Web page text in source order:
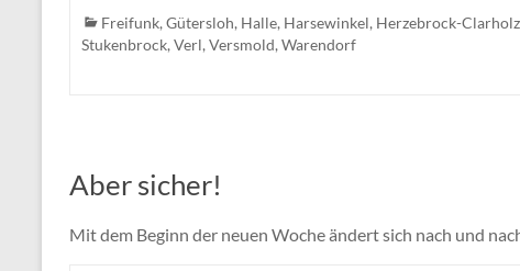
Freifunk, Gütersloh, Halle, Harsewinkel, Herzebrock-Clarholz
Stukenbrock, Verl, Versmold, Warendorf
Aber sicher!
Mit dem Beginn der neuen Woche ändert sich nach und